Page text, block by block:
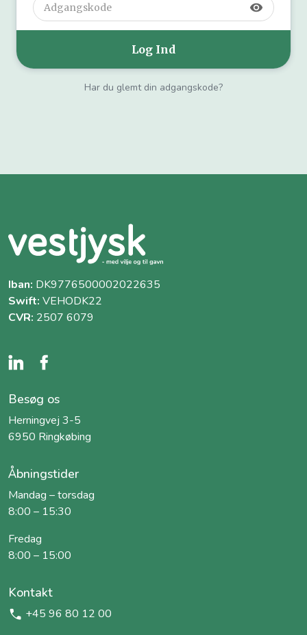
visibility
Har du glemt din adgangskode?
Iban: DK9776500002022635
Swift: VEHODK22
CVR: 2507 6079
Besøg os
Herningvej 3-5
6950 Ringkøbing
Åbningstider
Mandag – torsdag
8:00 – 15:30
Fredag
8:00 – 15:00
Kontakt
+45 96 80 12 00